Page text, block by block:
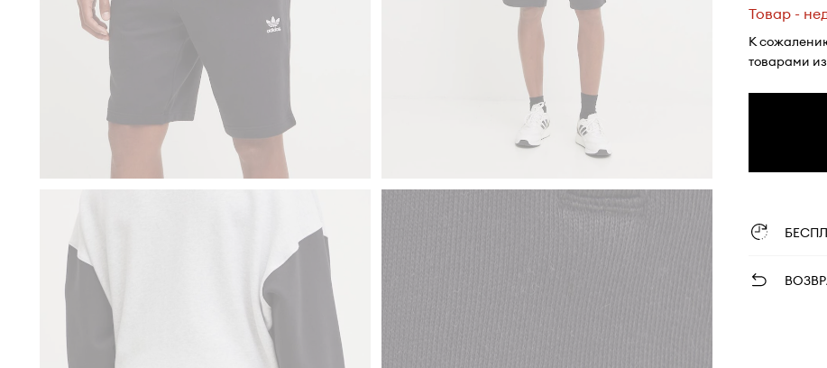
Товар -
К
товарами